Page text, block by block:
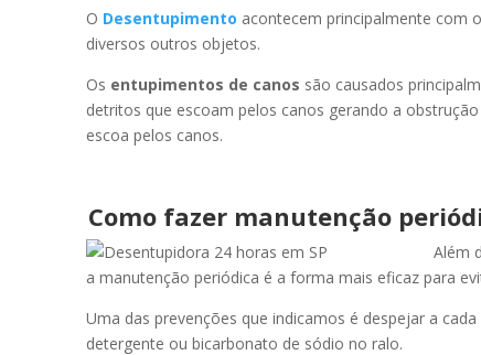
O Desentupimento acontecem principalmente com
diversos outros objetos.
Os entupimentos de canos são causados
detritos que escoam pelos canos gerando a
escoa pelos canos.
Como fazer manutenção
Além
a manutenção periódica é a forma mais eficaz para
Uma das prevenções que indicamos é despejar a
detergente ou bicarbonato de sódio no ralo.